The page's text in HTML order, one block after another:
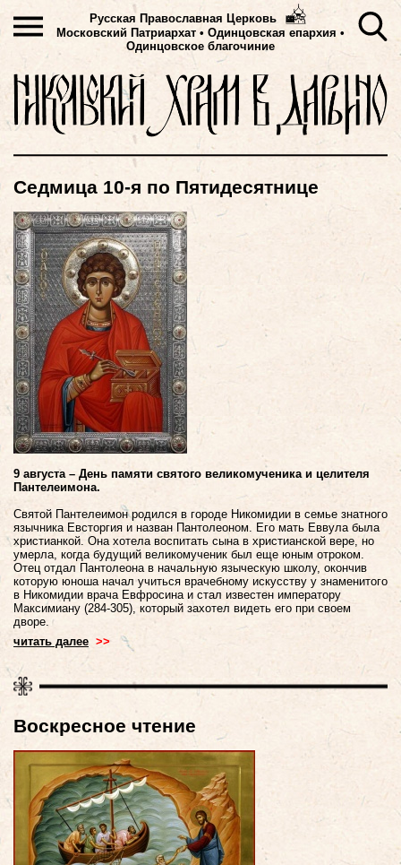
Русская Православная Церковь
Московский Патриархат • Одинцовская епархия •
Одинцовское благочиние
Седмица 10-я по Пятидесятнице
9 августа – День памяти святого великомученика и целителя
Пантелеимона.
Святой Пантелеимон родился в городе Никомидии в семье знатного
язычника Евсторгия и назван Пантолеоном. Его мать Еввула была
христианкой. Она хотела воспитать сына в христианской вере, но
умерла, когда будущий великомученик был еще юным отроком.
Отец отдал Пантолеона в начальную языческую школу, окончив
которую юноша начал учиться врачебному искусству у знаменитого
в Никомидии врача Евфросина и стал известен императору
Максимиану (284-305), который захотел видеть его при своем
дворе.
читать далее>>
Воскресное чтение